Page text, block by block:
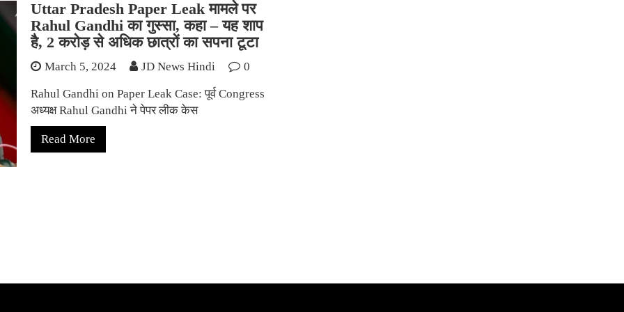
Uttar Pradesh Paper Leak मामले पर
Rahul Gandhi का गुस्सा, कहा – यह शाप
है, 2 करोड़ से अधिक छात्रों का सपना टूटा
March 5, 2024 JD News Hindi 0
Rahul Gandhi on Paper Leak Case: पूर्व Congress
अध्यक्ष Rahul Gandhi ने पेपर लीक केस
Read More